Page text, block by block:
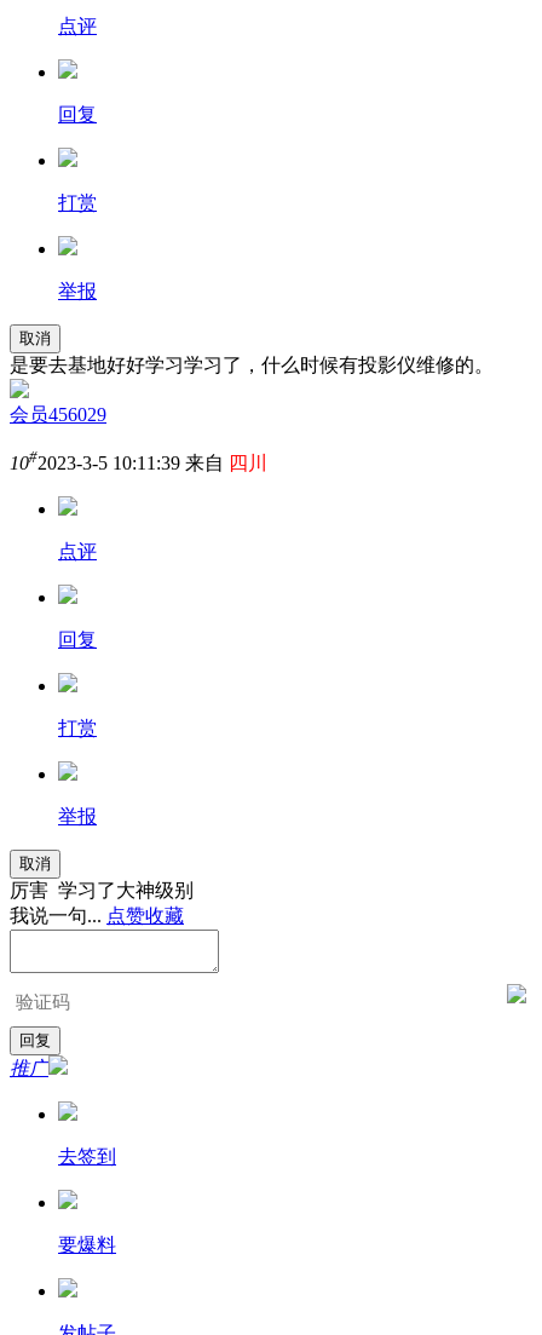
点评
回复
打赏
举报
取消
是要去基地好好学习学习了，什么时候有投影仪维修的。
会员456029
10#2023-3-5 10:11:39 来自 四川
点评
回复
打赏
举报
取消
厉害 学习了大神级别
我说一句... 点赞收藏
推广
去签到
要爆料